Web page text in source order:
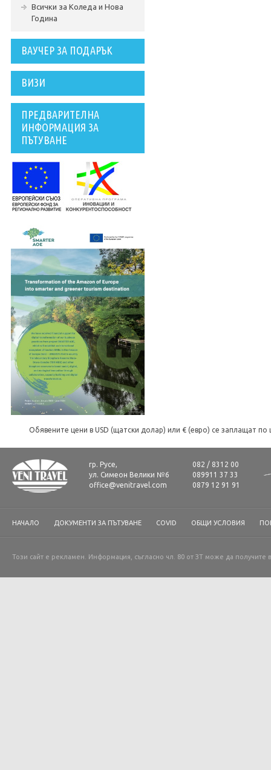
Всички за Коледа и Нова
Година
ВАУЧЕР ЗА ПОДАРЪК
ВИЗИ
ПРЕДВАРИТЕЛНА
ИНФОРМАЦИЯ ЗА
ПЪТУВАНЕ
Обявените цени в USD (щатски долар) или € (евро) се заплащат
гр. Русе,
ул. Симеон Велики №6
office@venitravel.com
082 / 8312 00
089911 37 33
0879 12 91 91
НАЧАЛО ДОКУМЕНТИ ЗА ПЪТУВАНЕ COVID ОБЩИ УСЛОВИЯ
Този сайт е рекламен. Информация, съгласно чл. 80 от ЗТ може да получите